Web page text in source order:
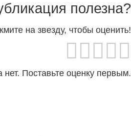
полезна?
на звезду, чтобы оценить!
нет. Поставьте оценку первым.